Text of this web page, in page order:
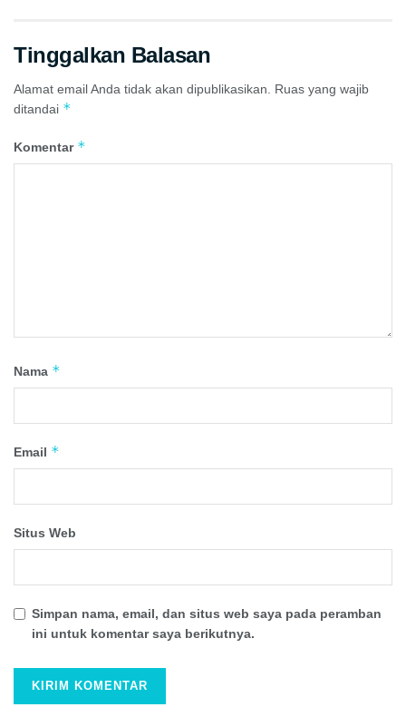
Tinggalkan Balasan
Alamat email Anda tidak akan dipublikasikan.
Ruas yang wajib
ditandai *
Komentar *
Nama *
Email *
Situs Web
Simpan nama, email, dan situs web saya pada peramban
ini untuk komentar saya berikutnya.